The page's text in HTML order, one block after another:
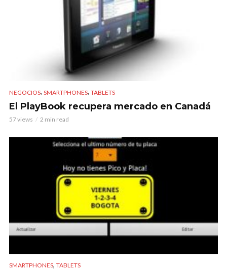
NEGOCIOS, SMARTPHONES, TABLETS
El PlayBook recupera mercado en Canadá
57 views 2 min read
SMARTPHONES, TABLETS